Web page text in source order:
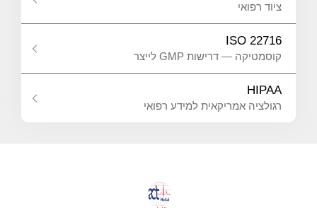
ציוד רפואי
ISO 22716
קוסמטיקה — דרישות GMP לייצר
HIPAA
רגולציה אמריקאית למידע רפואי